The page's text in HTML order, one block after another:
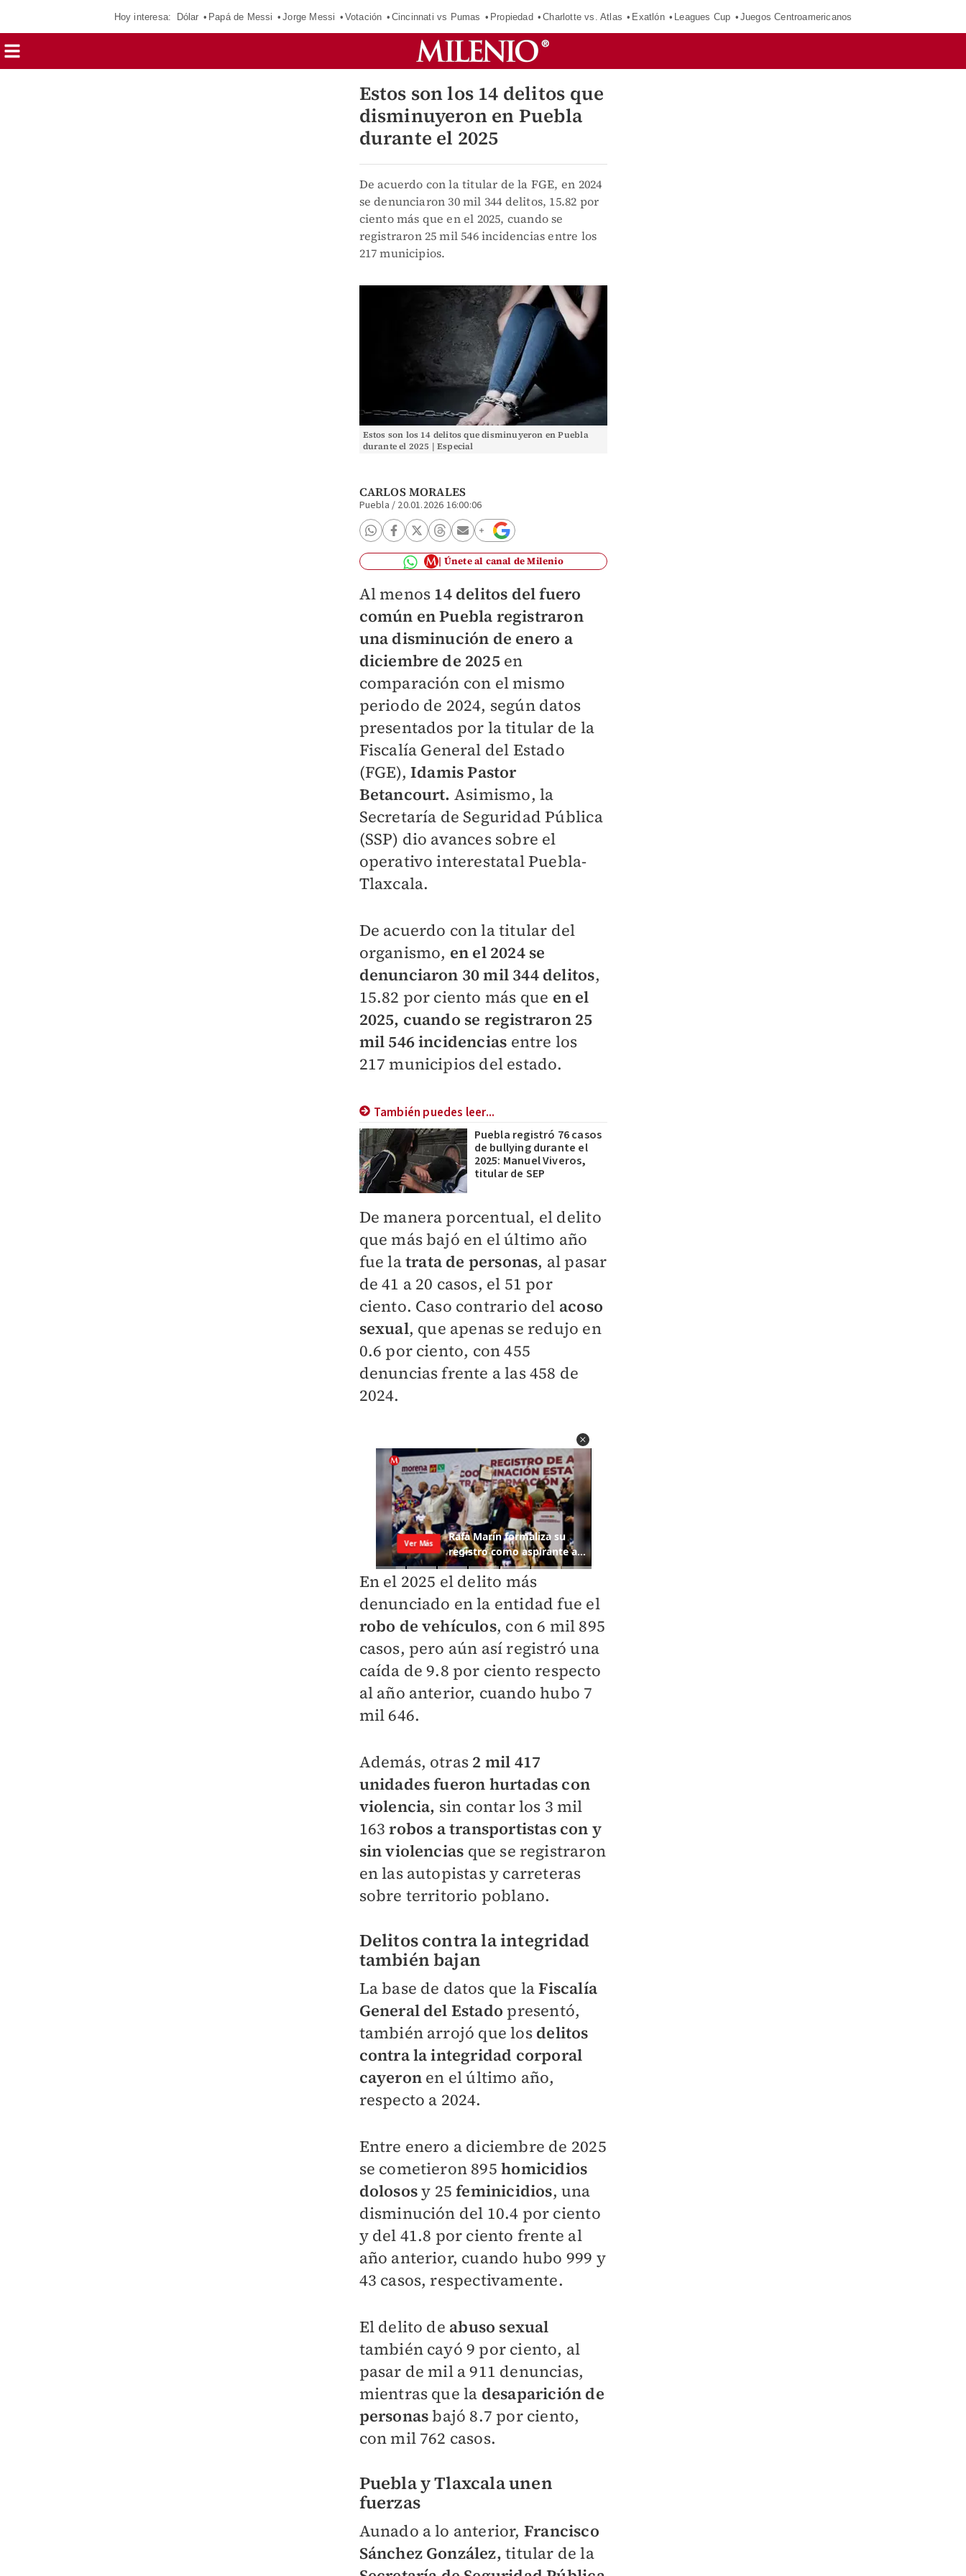
Hoy interesa: Dólar Papá de Messi Jorge Messi Votación Cincinnati vs Pumas Propiedad Charlotte vs. Atlas Exatlón Leagues Cup Juegos Centroamericanos
Estos son los 14 delitos que
disminuyeron en Puebla
durante el 2025
De acuerdo con la titular de la FGE, en 2024
se denunciaron 30 mil 344 delitos, 15.82 por
ciento más que en el 2025, cuando se
registraron 25 mil 546 incidencias entre los
217 municipios.
Estos son los 14 delitos que disminuyeron en Puebla
durante el 2025 | Especial
CARLOS MORALES
Puebla / 20.01.2026 16:00:06
Únete al canal de Milenio
Al menos 14 delitos del fuero
común en Puebla registraron
una disminución de enero a
diciembre de 2025en
comparación con el mismo
periodo de 2024, según datos
presentados por la titular de la
Fiscalía General del Estado
(FGE), Idamis Pastor
Betancourt. Asimismo, la
Secretaría de Seguridad Pública
(SSP) dio avances sobre el
operativo interestatal Puebla-
Tlaxcala.
De acuerdo con la titular del
organismo, en el 2024 se
denunciaron 30 mil 344 delitos,
15.82 por ciento más que en el
2025, cuando se registraron 25
mil 546 incidencias entre los
217 municipios del estado.
También puedes leer...
Puebla registró 76 casos
de bullying durante el
2025: Manuel Viveros,
titular de SEP
De manera porcentual, el delito
que más bajó en el último año
fue latrata de personas, al pasar
de 41 a 20 casos, el 51 por
ciento. Caso contrario del acoso
sexual, que apenas se redujo en
0.6 por ciento, con 455
denuncias frente a las 458 de
2024.
En el 2025 el delito más
denunciado en la entidad fue el
robo de vehículos, con 6 mil 895
casos, pero aún así registró una
caída de 9.8 por ciento respecto
al año anterior, cuando hubo 7
mil 646.
Además, otras 2 mil 417
unidades fueron hurtadas con
violencia, sin contar los 3 mil
163 robos a transportistas con y
sin violencias que se registraron
en las autopistas y carreteras
sobre territorio poblano.
Delitos contra la integridad
también bajan
La base de datos que laFiscalía
General del Estado presentó,
también arrojó que los delitos
contra la integridad corporal
cayeron en el último año,
respecto a 2024.
Entre enero a diciembre de 2025
se cometieron 895homicidios
dolososy 25feminicidios, una
disminución del 10.4 por ciento
y del 41.8 por ciento frente al
año anterior, cuando hubo 999 y
43 casos, respectivamente.
El delito de abuso sexual
también cayó 9 por ciento, al
pasar de mil a 911 denuncias,
mientras que la desaparición de
personasbajó 8.7 por ciento,
con mil 762 casos.
Puebla y Tlaxcala unen
fuerzas
Aunado a lo anterior, Francisco
Sánchez González,titular de la